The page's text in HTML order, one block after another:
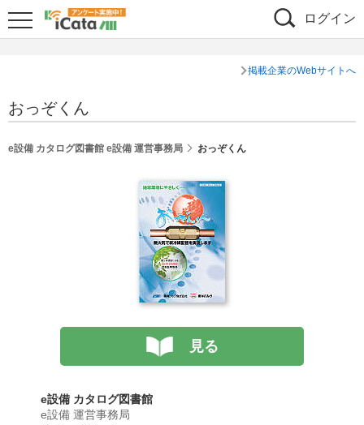
ログイン
掲載企業のWebサイトへ
おっぞくん
e設備 カタログ図書館 e設備 運営事務局 おっぞくん
見る
e設備 カタログ図書館
e設備 運営事務局